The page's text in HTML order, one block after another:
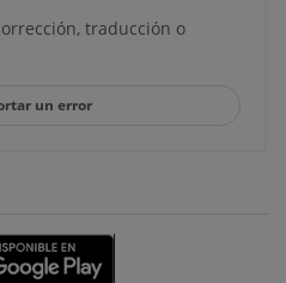
traducción o
un error